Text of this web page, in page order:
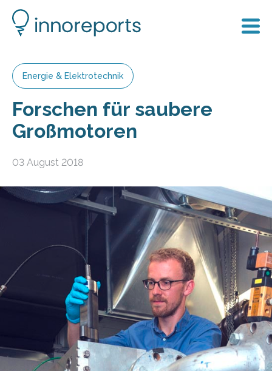
Energie & Elektrotechnik
Forschen für saubere
Großmotoren
03 August 2018